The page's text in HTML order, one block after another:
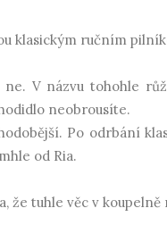
klasickým ručním
V názvu tohohle
neobrousíte.
Po odrbání
od Ria.
že tuhle věc v koupelně